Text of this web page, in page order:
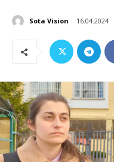
Sota Vision 16.04.2024